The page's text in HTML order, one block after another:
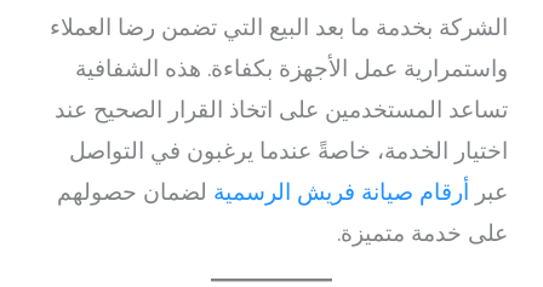
الشركة بخدمة ما بعد البيع التي تضمن رضا العملاء
واستمرارية عمل الأجهزة بكفاءة. هذه الشفافية
تساعد المستخدمين على اتخاذ القرار الصحيح عند
اختيار الخدمة، خاصةً عندما يرغبون في التواصل
عبر أرقام صيانة فريش الرسمية لضمان حصولهم
على خدمة متميزة.